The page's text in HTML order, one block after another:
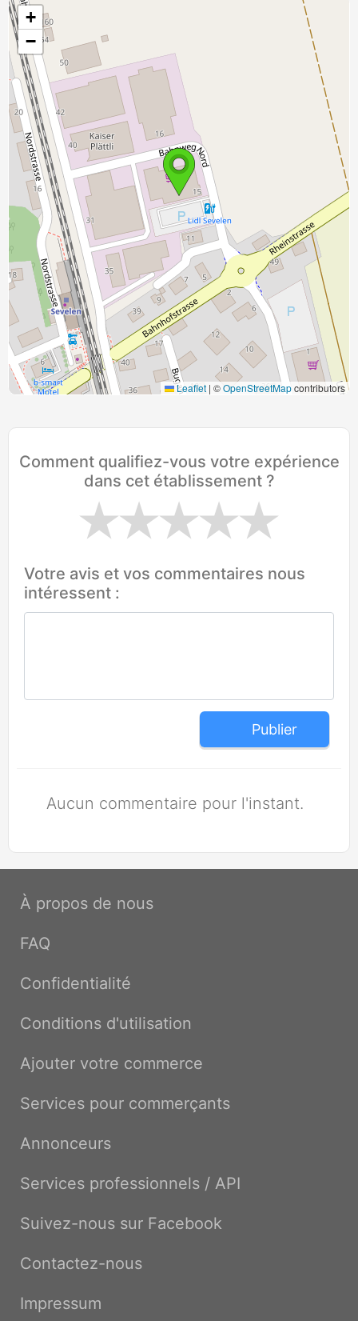
+
−
Leaflet | ©OpenStreetMapcontributors
Comment qualifiez-vous votre expérience
dans cet établissement ?
Votre avis et vos commentaires nous
intéressent :
Publier
Aucun commentaire pour l'instant.
À propos de nous
FAQ
Confidentialité
Conditions d'utilisation
Ajouter votre commerce
Services pour commerçants
Annonceurs
Services professionnels / API
Suivez-nous sur Facebook
Contactez-nous
Impressum